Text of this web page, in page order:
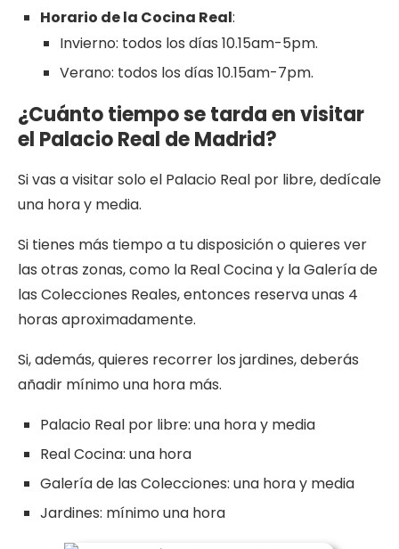
Horario de la Cocina Real:
Invierno: todos los días 10.15am-5pm.
Verano: todos los días 10.15am-7pm.
¿Cuánto tiempo se tarda en visitar
el Palacio Real de Madrid?
Si vas a visitar solo el Palacio Real por libre, dedícale
una hora y media.
Si tienes más tiempo a tu disposición o quieres ver
las otras zonas, como la Real Cocina y la Galería de
las Colecciones Reales, entonces reserva unas 4
horas aproximadamente.
Si, además, quieres recorrer los jardines, deberás
añadir mínimo una hora más.
Palacio Real por libre: una hora y media
Real Cocina: una hora
Galería de las Colecciones: una hora y media
Jardines: mínimo una hora